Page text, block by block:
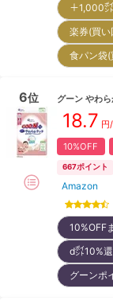
＋1,000
楽券(買
食パン
6位 グーン やわ
18.7 円
10%OFF
667ポイント
Amazon
10%OFF
d㌽10%
グーンポ